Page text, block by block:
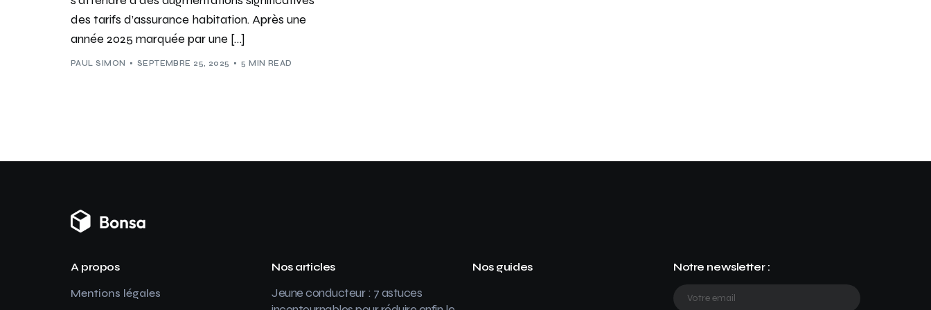
des tarifs d’assurance habitation. Après une
année 2025 marquée par une […]
PAUL SIMON SEPTEMBRE 25, 2025 5 MIN READ
A propos
Mentions légales
Nos articles
Jeune conducteur : 7 astuces
Nos guides Notre newsletter :